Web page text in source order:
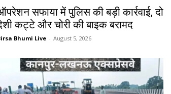
सफाया में पुलिस की बड़ी कार्रवाई, दो
कट्टे और चोरी की बाइक बरामद
Bhumi Live - August 5, 2026